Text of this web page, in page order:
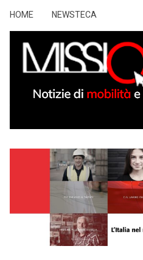
HOME NEWSTECA